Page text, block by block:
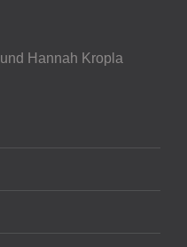
und Hannah Kropla